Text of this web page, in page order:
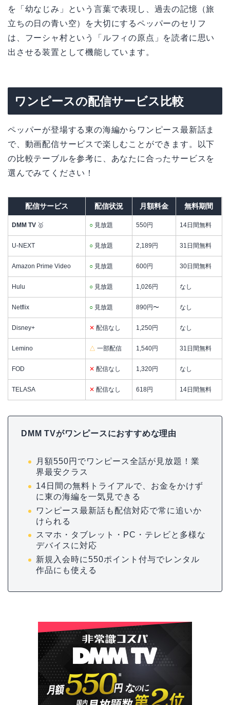
を「幼なじみ」という言葉で表現し、過去の記憶（旅
立ちの日の青い空）を大切にするペッパーのセリフ
は、フーシャ村という「ルフィの原点」を読者に思い
出させる装置として機能しています。
ワンピースの配信サービス比較
ペッパーが登場する東の海編からワンピース最新話ま
で、動画配信サービスで楽しむことができます。以下
の比較テーブルを参考に、あなたに合ったサービスを
選んでみてください！
配信サービス 配信状況 月額料金 無料期間
DMM TV 🥇 ○ 見放題 550円 14日間無料
U-NEXT ○ 見放題 2,189円 31日間無料
Amazon Prime Video ○ 見放題 600円 30日間無料
Hulu ○ 見放題 1,026円 なし
Netflix ○ 見放題 890円〜 なし
Disney+ ✕ 配信なし 1,250円 なし
Lemino △ 一部配信 1,540円 31日間無料
FOD ✕ 配信なし 1,320円 なし
TELASA ✕ 配信なし 618円 14日間無料
DMM TVがワンピースにおすすめな理由
月額550円でワンピース全話が見放題！業
界最安クラス
14日間の無料トライアルで、お金をかけず
に東の海編を一気見できる
ワンピース最新話も配信対応で常に追いか
けられる
スマホ・タブレット・PC・テレビと多様な
デバイスに対応
新規入会時に550ポイント付与でレンタル
作品にも使える